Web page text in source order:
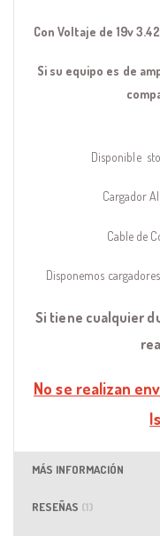
Con Voltaje de 19v
Si su equipo es de
Disponible
Cargador
Cable de
Disponemos
Si tiene cualquier
No se realizan
MÁS INFORMACIÓN
RESEÑAS 1